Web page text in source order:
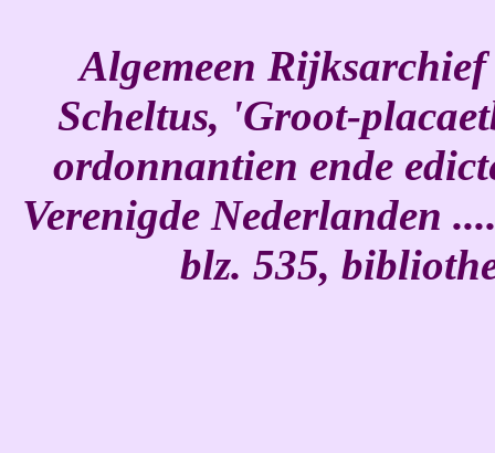
Algemeen
Scheltus, 'Groot-
ordonnantien ende
Verenigde Nederlanden
blz. 535,